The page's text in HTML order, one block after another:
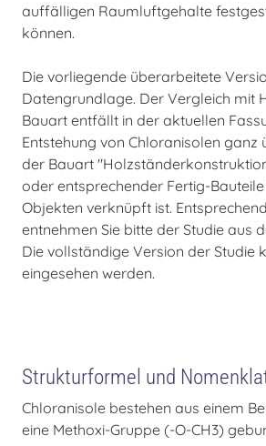
auffälligen Raumluftgehalte
können.
Die vorliegende überarbeitete
Datengrundlage. Der Vergleich mit
Bauart entfällt in der aktuellen
Entstehung von Chloranisolen ganz
der Bauart
oder entsprechender Fertig-
Objekten verknüpft ist.
entnehmen Sie bitte der Studie aus
Die vollständige Version der Studie
eingesehen werden.
Strukturformel und
Chloranisole bestehen aus einem
eine Methoxi-Gruppe (-O-CH3)